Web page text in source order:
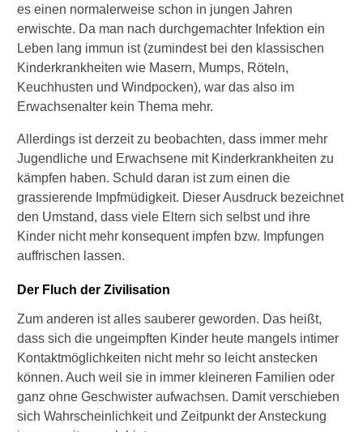
es einen normalerweise schon in jungen Jahren
erwischte. Da man nach durchgemachter Infektion ein
Leben lang immun ist (zumindest bei den klassischen
Kinderkrankheiten wie Masern, Mumps, Röteln,
Keuchhusten und Windpocken), war das also im
Erwachsenalter kein Thema mehr.
Allerdings ist derzeit zu beobachten, dass immer mehr
Jugendliche und Erwachsene mit Kinderkrankheiten zu
kämpfen haben. Schuld daran ist zum einen die
grassierende Impfmüdigkeit. Dieser Ausdruck bezeichnet
den Umstand, dass viele Eltern sich selbst und ihre
Kinder nicht mehr konsequent impfen bzw. Impfungen
auffrischen lassen.
Der Fluch der Zivilisation
Zum anderen ist alles sauberer geworden. Das heißt,
dass sich die ungeimpften Kinder heute mangels intimer
Kontaktmöglichkeiten nicht mehr so leicht anstecken
können. Auch weil sie in immer kleineren Familien oder
ganz ohne Geschwister aufwachsen. Damit verschieben
sich Wahrscheinlichkeit und Zeitpunkt der Ansteckung
f
ä
h
r
l
i
c
?
r
ä
t
z
e
e
l
c
h
e
H
a
u